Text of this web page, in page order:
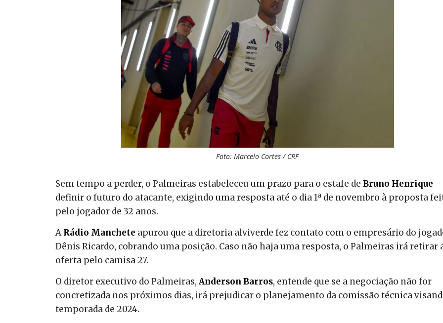
Foto: Marcelo Cortes / CRF
Sem tempo a perder, o Palmeiras estabeleceu um prazo para o estafe de Bruno Henrique
definir o futuro do atacante, exigindo uma resposta até o dia 1ª de novembro à proposta
pelo jogador de 32 anos.
A Rádio Manchete apurou que a diretoria alviverde fez contato com o empresário do
Dênis Ricardo, cobrando uma posição. Caso não haja uma resposta, o Palmeiras irá retirar
oferta pelo camisa 27.
O diretor executivo do Palmeiras, Anderson Barros, entende que se a negociação não for
concretizada nos próximos dias, irá prejudicar o planejamento da comissão técnica
temporada de 2024.